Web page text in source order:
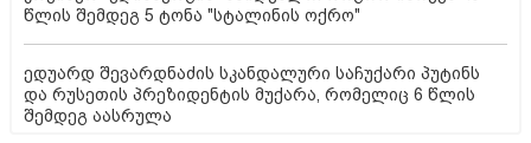
წლის შემდეგ 5 ტონა "სტალინის ოქრო"
ედუარდ შევარდნაძის სკანდალური საჩუქარი პუტინს
და რუსეთის პრეზიდენტის მუქარა, რომელიც 6 წლის
შემდეგ აასრულა